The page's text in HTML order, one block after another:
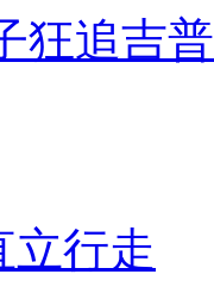
狂追吉
立行走